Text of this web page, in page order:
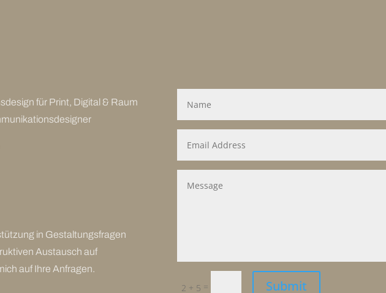
für Print, Digital & Raum
in Gestaltungsfragen
Austausch auf
auf Ihre Anfragen.
2 + 5 = Submit